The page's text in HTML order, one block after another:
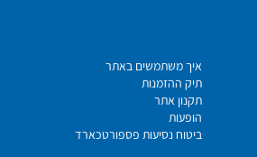
איך משתמשים באתר
תיק ההזמנות
תקנון אתר
הופעות
ביטוח נסיעות פספורטכארד